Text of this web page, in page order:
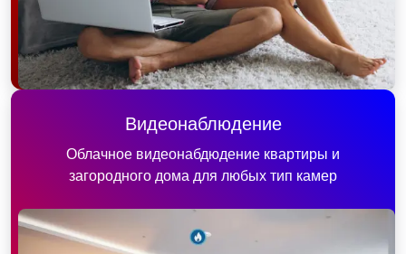
Видеонаблюдение
Облачное видеонабдюдение квартиры и
загородного дома для любых тип камер